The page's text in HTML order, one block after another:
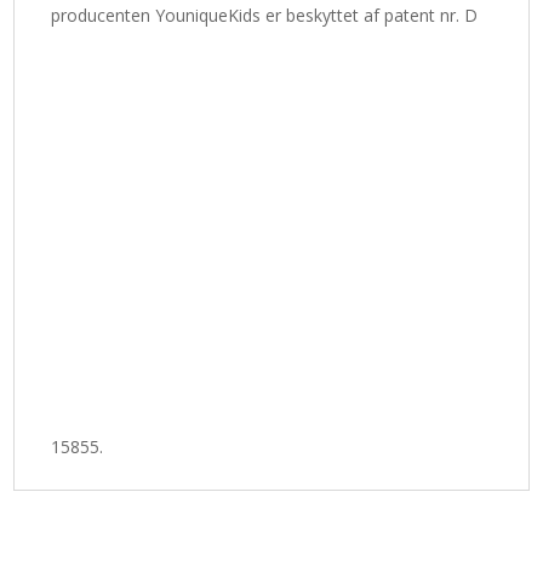
producenten YouniqueKids er beskyttet af patent nr. D
15855.